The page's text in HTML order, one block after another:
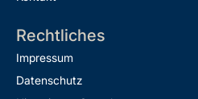
Rechtliches
Impressum
Datenschutz